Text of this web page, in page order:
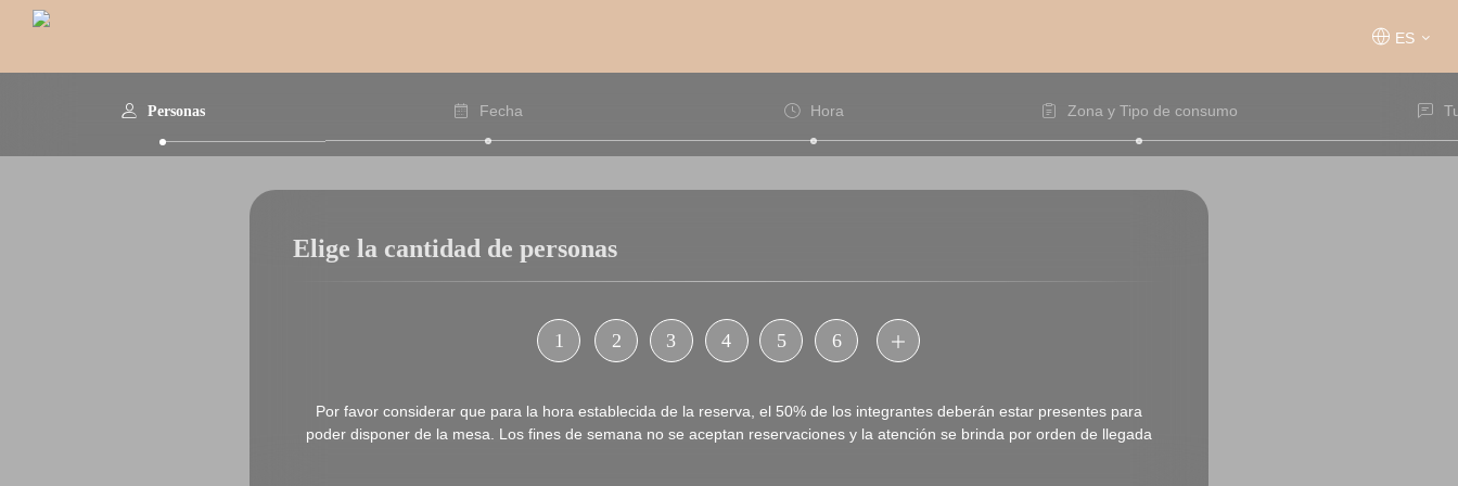
ES
Personas Fecha Hora Zona y Tipo de consumo
Elige la cantidad de personas
1 2 3 4 5 6
Por favor considerar que para la hora establecida de la reserva, el 50% de los integrantes deberán estar presentes para
poder disponer de la mesa. Los fines de semana no se aceptan reservaciones y la atención se brinda por orden de llegada